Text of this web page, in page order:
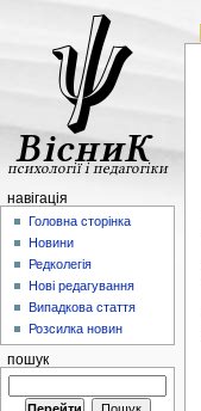
навігація
Головна сторінка
Новини
Редколегія
Нові редагування
Випадкова стаття
Розсилка новин
пошук